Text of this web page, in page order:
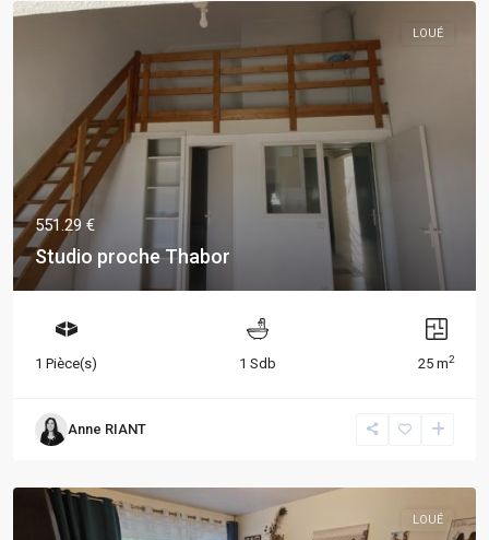
LOUÉ
551.29 €
Studio proche Thabor
1 Pièce(s) 1 Sdb 25 m2
Anne RIANT
LOUÉ